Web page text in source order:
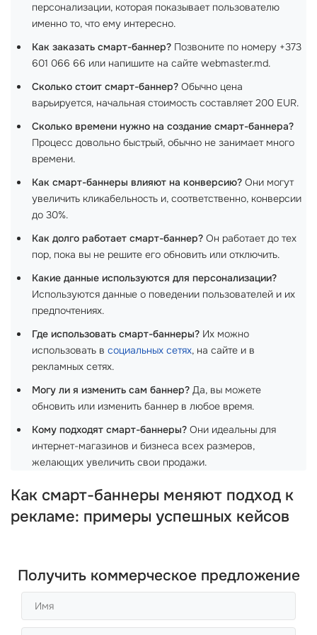
персонализации, которая показывает пользователю
именно то, что ему интересно.
Как заказать смарт-баннер? Позвоните по номеру +373
601 066 66 или напишите на сайте webmaster.md.
Сколько стоит смарт-баннер? Обычно цена
варьируется, начальная стоимость составляет 200 EUR.
Сколько времени нужно на создание смарт-баннера?
Процесс довольно быстрый, обычно не занимает много
времени.
Как смарт-баннеры влияют на конверсию? Они могут
увеличить кликабельность и, соответственно, конверсии
до 30%.
Как долго работает смарт-баннер? Он работает до тех
пор, пока вы не решите его обновить или отключить.
Какие данные используются для персонализации?
Используются данные о поведении пользователей и их
предпочтениях.
Где использовать смарт-баннеры? Их можно
использовать в социальных сетях, на сайте и в
рекламных сетях.
Могу ли я изменить сам баннер? Да, вы можете
обновить или изменить баннер в любое время.
Кому подходят смарт-баннеры? Они идеальны для
интернет-магазинов и бизнеса всех размеров,
желающих увеличить свои продажи.
Как смарт-баннеры меняют подход к
рекламе: примеры успешных кейсов
Получить коммерческое предложение